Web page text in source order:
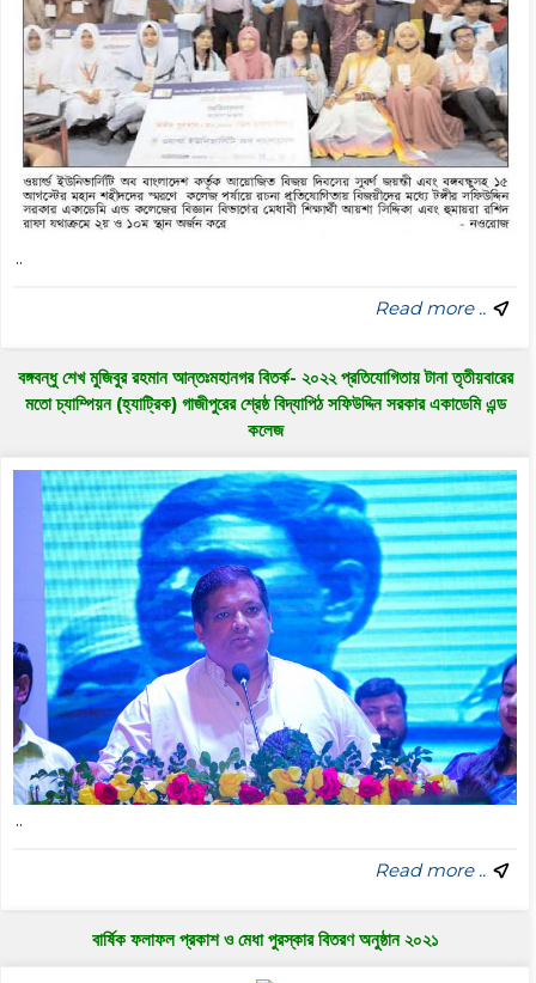
..
Read more ..
বঙ্গবন্ধু শেখ মুজিবুর রহমান আন্তঃমহানগর বিতর্ক- ২০২২ প্রতিযোগিতায় টানা তৃতীয়বারের
মতো চ্যাম্পিয়ন (হ্যাট্রিক) গাজীপুরের শ্রেষ্ঠ বিদ্যাপিঠ সফিউদ্দিন সরকার একাডেমি এন্ড
কলেজ
..
Read more ..
বার্ষিক ফলাফল প্রকাশ ও মেধা পুরস্কার বিতরণ অনুষ্ঠান ২০২১